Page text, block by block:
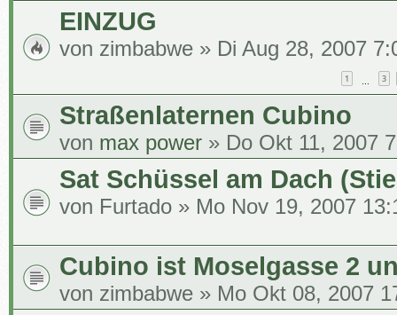
EINZUG
von zimbabwe » Di Aug 28, 2007
1 … 3
Straßenlaternen Cubino
von max power » Do Okt 11, 2007
Sat Schüssel am Dach
von Furtado » Mo Nov 19, 2007
Cubino ist Moselgasse 2
von zimbabwe » Mo Okt 08, 2007